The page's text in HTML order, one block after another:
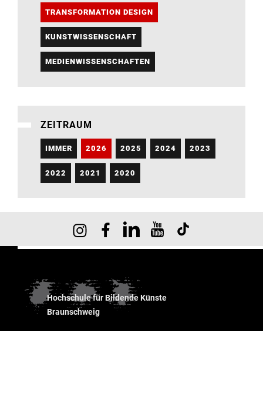
TRANSFORMATION DESIGN
KUNSTWISSENSCHAFT
MEDIENWISSENSCHAFTEN
ZEITRAUM
IMMER 2026 2025 2024 2023
2022 2021 2020
Hochschule für Bildende Künste
Braunschweig